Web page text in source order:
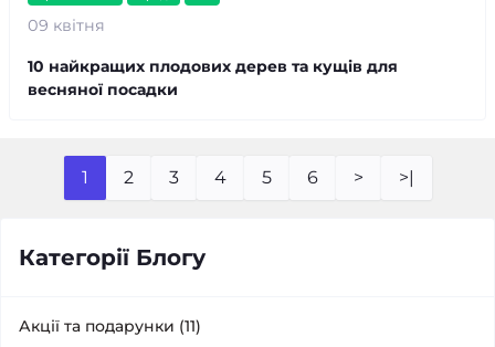
09 квітня
10 найкращих плодових дерев та кущів для
весняної посадки
1 2 3 4 5 6 > >|
Категорії Блогу
Акції та подарунки (11)